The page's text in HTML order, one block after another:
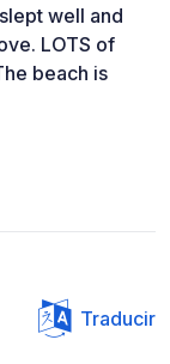
well and
LOTS of
beach is
Traducir